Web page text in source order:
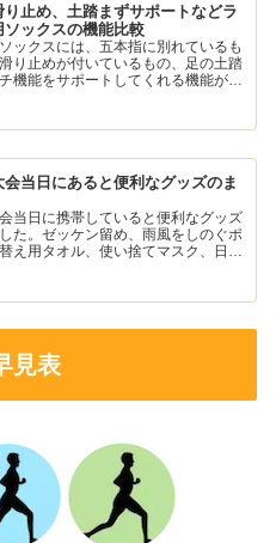
り止め、土踏まずサポートなどラ
ソックスの機能比較
ックスには、五本指に別れているも
り止めが付いているもの、足の土踏
機能をサポートしてくれる機能がつ
ょう。
会当日にあると便利なグッズのま
当日に携帯していると便利なグッズ
た。ゼッケン留め、雨風をしのぐポ
え用タオル、使い捨てマスク、日焼
見表